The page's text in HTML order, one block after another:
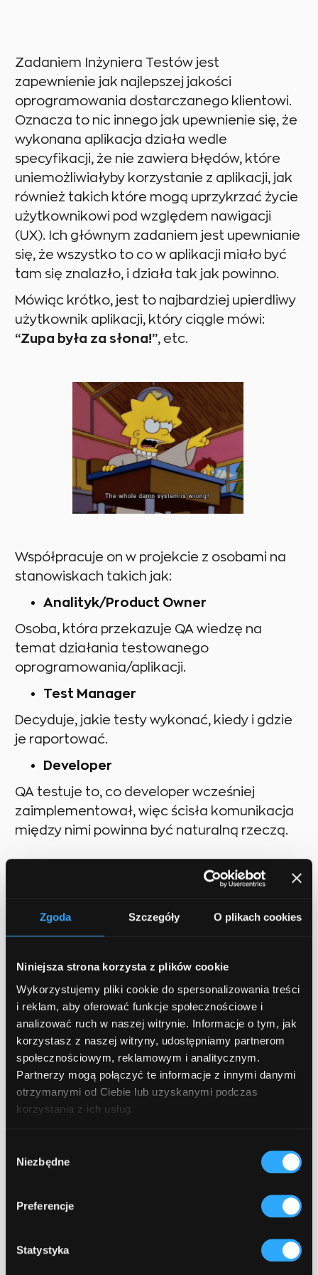
Zgoda Szczegóły O plikach cookies
Niniejsza strona korzysta z plików cookie
Wykorzystujemy pliki cookie do spersonalizowania treści
i reklam, aby oferować funkcje społecznościowe i
analizować ruch w naszej witrynie. Informacje o tym, jak
korzystasz z naszej witryny, udostępniamy partnerom
społecznościowym, reklamowym i analitycznym.
Partnerzy mogą połączyć te informacje z innymi danymi
otrzymanymi od Ciebie lub uzyskanymi podczas
korzystania z ich usług.
zgody
Niezbędne
Preferencje
Statystyka
Zadaniem Inżyniera Testów jest
zapewnienie jak najlepszej jakości
oprogramowania dostarczanego klientowi.
Oznacza to nic innego jak upewnienie się, że
wykonana aplikacja działa wedle
specyfikacji, że nie zawiera błędów, które
uniemożliwiałyby korzystanie z aplikacji, jak
również takich które mogą uprzykrzać życie
użytkownikowi pod względem nawigacji
(UX). Ich głównym zadaniem jest upewnianie
się, że wszystko to co w aplikacji miało być
tam się znalazło, i działa tak jak powinno.
Mówiąc krótko, jest to najbardziej upierdliwy
użytkownik aplikacji, który ciągle mówi:
“Zupa była za słona!”, etc.
Współpracuje on w projekcie z osobami na
stanowiskach takich jak:
Analityk/Product Owner
Osoba, która przekazuje QA wiedzę na
temat działania testowanego
oprogramowania/aplikacji.
Test Manager
Decyduje, jakie testy wykonać, kiedy i gdzie
je raportować.
Developer
QA testuje to, co developer wcześniej
zaimplementował, więc ścisła komunikacja
między nimi powinna być naturalną rzeczą.
źródło:QA vs Devs
Quality Assurance w
ramach outsourcingu
usług IT wiąże się nie tylko z
zatrudnieniem zespołu programistów. Jeśli
Specjalistę/Inżyniera QA, również możesz